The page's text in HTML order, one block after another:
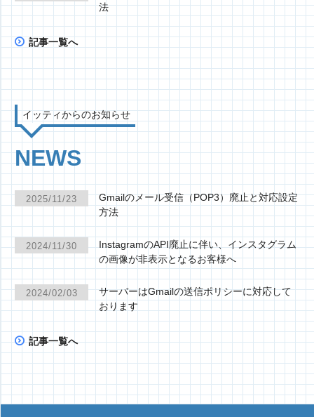
法
記事一覧へ
イッティからのお知らせ
NEWS
2025/11/23
Gmailのメール受信（POP3）廃止と対応設定
方法
2024/11/30
InstagramのAPI廃止に伴い、インスタグラム
の画像が非表示となるお客様へ
2024/02/03
サーバーはGmailの送信ポリシーに対応して
おります
記事一覧へ